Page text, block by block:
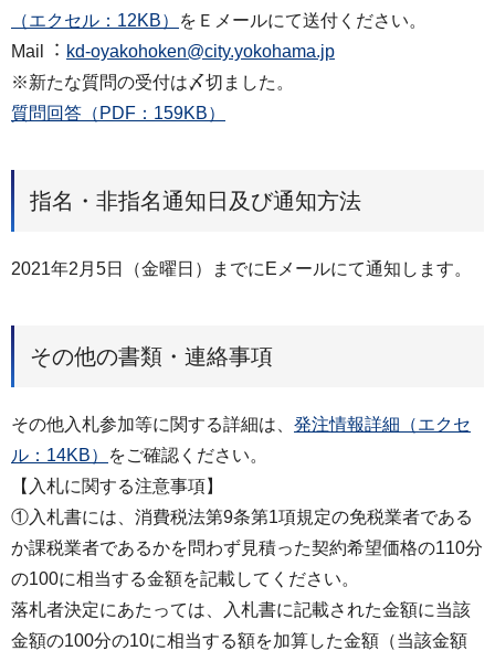
（エクセル：12KB）
をＥメールにて送付ください。
Mail︓ kd-oyakohoken@city.yokohama.jp
※新たな質問の受付は〆切ました。
質問回答（PDF：159KB）
指名・非指名通知日及び通知方法
2021年2⽉5⽇（金曜⽇）までにEメールにて通知します。
その他の書類・連絡事項
その他⼊札参加等に関する詳細は、 発注情報詳細（エクセ
ル：14KB）
をご確認ください。
【⼊札に関する注意事項】
①入札書には、消費税法第9条第1項規定の免税業者である
か課税業者であるかを問わず見積った契約希望価格の110分
の100に相当する金額を記載してください。
落札者決定にあたっては、入札書に記載された金額に当該
金額の100分の10に相当する額を加算した金額（当該金額